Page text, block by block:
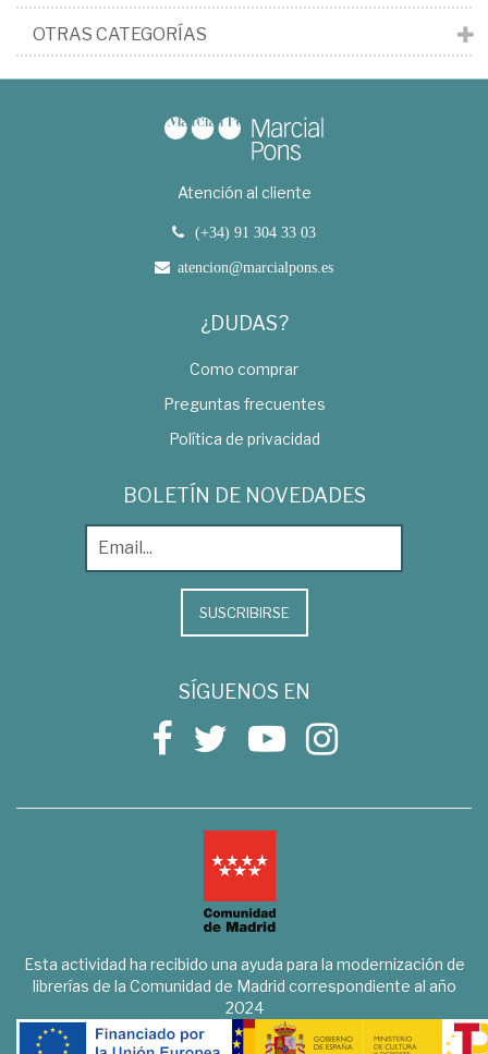
OTRAS CATEGORÍAS
Atención al cliente
(+34) 91 304 33 03
atencion@marcialpons.es
¿DUDAS?
Como comprar
Preguntas frecuentes
Política de privacidad
BOLETÍN DE NOVEDADES
SUSCRIBIRSE
SÍGUENOS EN
Esta actividad ha recibido una ayuda para la modernización de
librerías de la Comunidad de Madrid correspondiente al año
2024